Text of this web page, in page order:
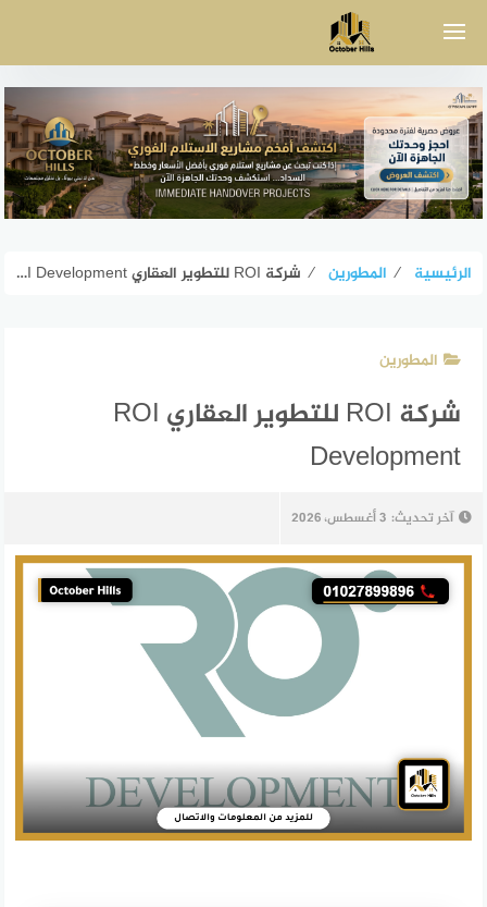
الرئيسية ⁄ المطورين ⁄ شركة ROI للتطوير العقاري ROI Development
المطورين
شركة ROI للتطوير العقاري ROI
Development
آخر تحديث: 3 أغسطس، 2026